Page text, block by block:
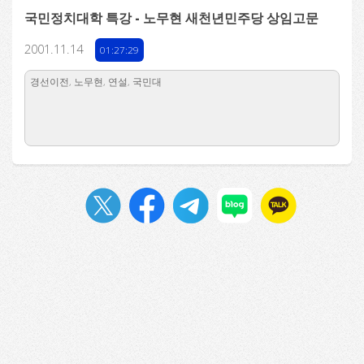
국민정치대학 특강 - 노무현 새천년민주당 상임고문
2001.11.14 01:27:29
경선이전, 노무현, 연설, 국민대